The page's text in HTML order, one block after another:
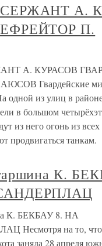
А.
П.
А. КУРАСОВ
Гвардейские
одной из улиц в
в большом
из него огонь из
продвигаться танкам.
К.
К. БЕКБАУ 8. НА
Несмотря на то, что
заняла 28 апреля